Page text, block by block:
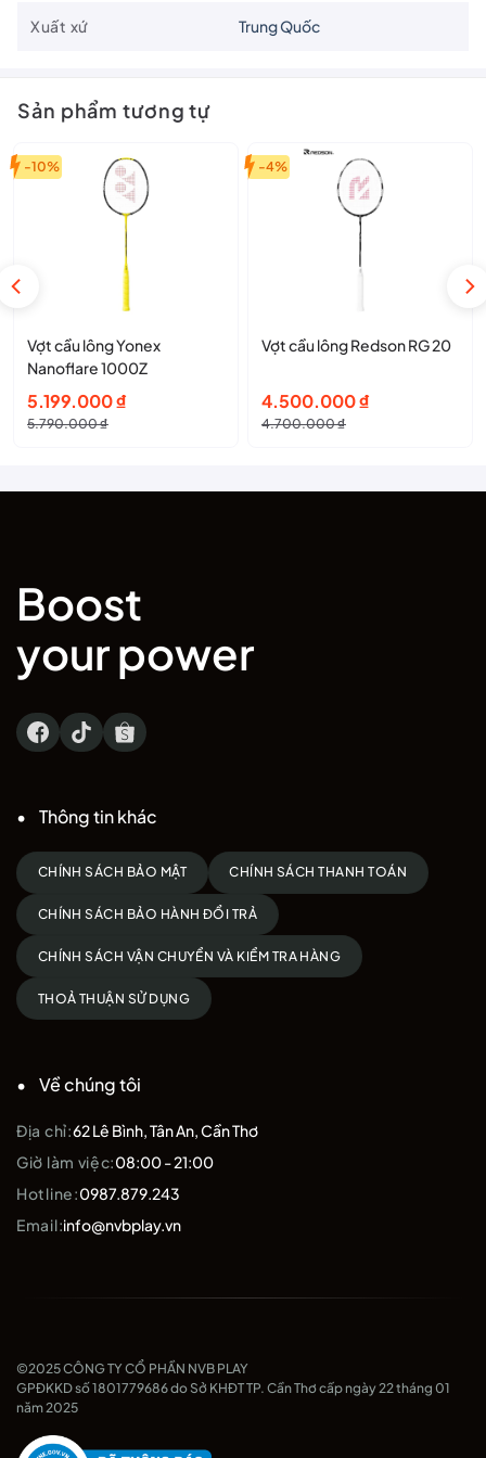
Xuất xứ Trung Quốc
Sản phẩm tương tự
-10%
Vợt cầu lông Yonex
Nanoflare 1000Z
5.790.000₫
Giá
gốc
5.199.000₫
Giá
hiện
-4%
Vợt cầu lông Redson RG 20
4.700.000₫
Giá
gốc
4.500.000₫
Giá
hiện
Boost
your power
Thông tin khác
CHÍNH SÁCH BẢO MẬT CHÍNH SÁCH THANH TOÁN
CHÍNH SÁCH BẢO HÀNH ĐỔI TRẢ
CHÍNH SÁCH VẬN CHUYỂN VÀ KIỂM TRA HÀNG
THOẢ THUẬN SỬ DỤNG
Về chúng tôi
Địa chỉ:62 Lê Bình, Tân An, Cần Thơ
Giờ làm việc:08:00 - 21:00
Hotline:0987.879.243
Email:info@nvbplay.vn
©2025 CÔNG TY CỔ PHẦN NVB PLAY
GPĐKKD số 1801779686 do Sở KHĐT TP. Cần Thơ cấp ngày 22 tháng 01
năm 2025